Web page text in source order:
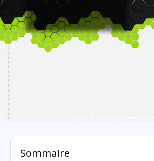
Sommaire